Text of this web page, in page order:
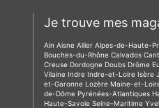
Je trouve mes
Ain Aisne Allier Alpes-de-Haute-
Bouches-du-Rhône Calvados
Creuse Dordogne Doubs Drôme
Vilaine Indre Indre-et-Loire Isère
et-Garonne Lozère Maine-et-
de-Dôme Pyrénées-Atlantiques
Haute-Savoie Seine-Maritime